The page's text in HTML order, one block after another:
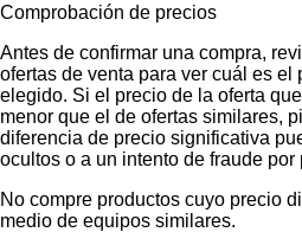
Comprobación de precios
Antes de confirmar una compra,
ofertas de venta para ver cuál es
elegido. Si el precio de la oferta
menor que el de ofertas similares,
diferencia de precio significativa
ocultos o a un intento de fraude por
No compre productos cuyo precio
medio de equipos similares.